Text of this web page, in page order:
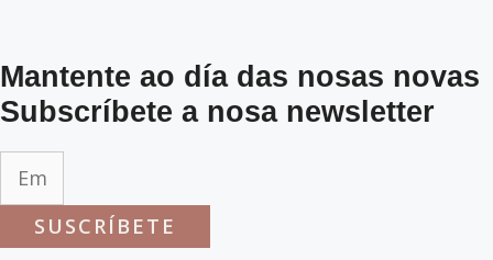
Mantente ao día das nosas novas
Subscríbete a nosa newsletter
SUSCRÍBETE